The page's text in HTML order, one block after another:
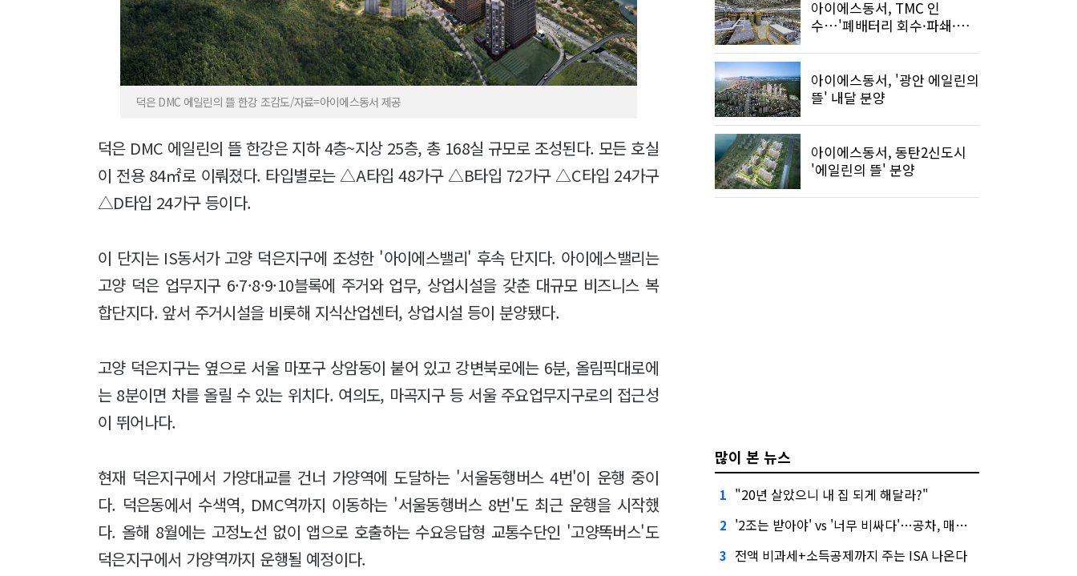
덕은 DMC 에일린의 뜰 한강 조감도/자료=아이에스동서 제공
덕은 DMC 에일린의 뜰 한강은 지하 4층~지상 25층, 총 168실 규모로 조성된다. 모든 호실
이 전용 84㎡로 이뤄졌다. 타입별로는 △A타입 48가구 △B타입 72가구 △C타입 24가구
△D타입 24가구 등이다.
이 단지는 IS동서가 고양 덕은지구에 조성한 '아이에스밸리' 후속 단지다. 아이에스밸리는
고양 덕은 업무지구 6·7·8·9·10블록에 주거와 업무, 상업시설을 갖춘 대규모 비즈니스 복
합단지다. 앞서 주거시설을 비롯해 지식산업센터, 상업시설 등이 분양됐다.
고양 덕은지구는 옆으로 서울 마포구 상암동이 붙어 있고 강변북로에는 6분, 올림픽대로에
는 8분이면 차를 올릴 수 있는 위치다. 여의도, 마곡지구 등 서울 주요업무지구로의 접근성
이 뛰어나다.
현재 덕은지구에서 가양대교를 건너 가양역에 도달하는 '서울동행버스 4번'이 운행 중이
다. 덕은동에서 수색역, DMC역까지 이동하는 '서울동행버스 8번'도 최근 운행을 시작했
다. 올해 8월에는 고정노선 없이 앱으로 호출하는 수요응답형 교통수단인 '고양똑버스'도
덕은지구에서 가양역까지 운행될 예정이다.
아이에스동서, TMC 인
수…'폐배터리 회수·파쇄·추
아이에스동서, '광안 에일린의
뜰' 내달 분양
아이에스동서, 동탄2신도시
'에일린의 뜰' 분양
많이 본 뉴스
1 "20년 살았으니 내 집 되게 해달라?"
2 '2조는 받아야' vs '너무 비싸다'…공차, 매각 성공할까
3 전액 비과세+소득공제까지 주는 ISA 나온다